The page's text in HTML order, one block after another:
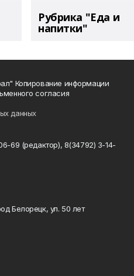
Рубрика "Еда и
напитки"
Копирование информации
согласия
данных
69 (редактор), 8(34792) 3-14-
Белорецк, ул. 50 лет